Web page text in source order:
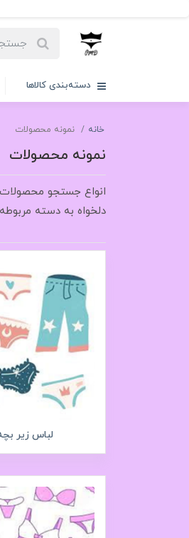
دسته‌بندی کالاها
خانه نمونه محصولات
نمونه محصولات
انواع جستجو
دلخواه به دسته
لباس زیر